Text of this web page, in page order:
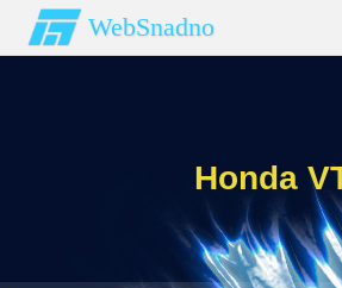
WebSnadno
Honda